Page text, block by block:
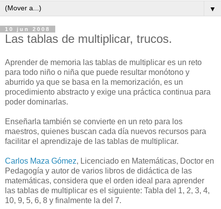
▼
10 jun 2008
Las tablas de multiplicar, trucos.
Aprender de memoria las tablas de multiplicar es un reto
para todo niño o niña que puede resultar monótono y
aburrido ya que se basa en la memorización, es un
procedimiento abstracto y exige una práctica continua para
poder dominarlas.
Enseñarla también se convierte en un reto para los
maestros, quienes buscan cada día nuevos recursos para
facilitar el aprendizaje de las tablas de multiplicar.
Carlos Maza Gómez, Licenciado en Matemáticas, Doctor en
Pedagogía y autor de varios libros de didáctica de las
matemáticas, considera que el orden ideal para aprender
las tablas de multiplicar es el siguiente: Tabla del 1, 2, 3, 4,
10, 9, 5, 6, 8 y finalmente la del 7.